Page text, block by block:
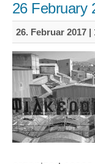
26 February
26. Februar 2017 |